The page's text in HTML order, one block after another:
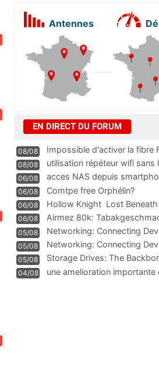
Antennes
EN DIRECT DU FORUM
08/08
Impossible d'activer la fibre
résiliation
08/08 utilisation répéteur wifi sans
06/08 acces NAS depuis
06/08 Comtpe free Orphélin?
06/08 Hollow Knight  Lost
06/08
Airmez 80k:
Technologie und Leistung im
05/08 Networking: Connecting
05/08
Networking: Connecting
Information
05/08
Storage Drives: The
Management
04/08
une amelioration importante